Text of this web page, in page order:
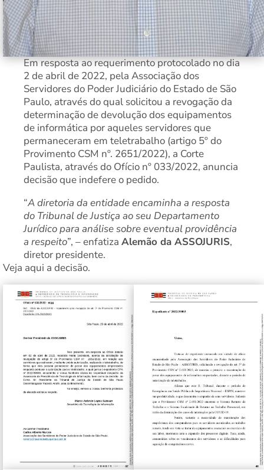
Em resposta ao requerimento protocolado no dia
2 de abril de 2022, pela Associação dos
Servidores do Poder Judiciário do Estado de São
Paulo, através do qual solicitou a revogação da
determinação de devolução dos equipamentos
de informática por aqueles servidores que
permaneceram em teletrabalho (artigo 5º do
Provimento CSM nº. 2651/2022), a Corte
Paulista, através do Ofício nº 033/2022, anuncia
decisão que indefere o pedido.
“A diretoria da entidade encaminha a resposta
do Tribunal de Justiça ao seu Departamento
Jurídico para análise sobre eventual providência
a respeito”, – enfatizaAlemão da ASSOJURIS,
diretor presidente.
Veja aqui a decisão.